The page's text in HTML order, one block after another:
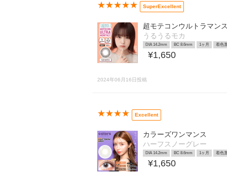
★★★★★ SuperExcellent
超モテコンウルトラマン
うるうるモカ
DIA 14.2mm BC 8.6mm 1ヶ月 着色
¥1,650
2024年06月16日投稿
★★★★ Excellent
カラーズワンマンス
ハーフスノーグレー
DIA 14.2mm BC 8.6mm 1ヶ月 着色
¥1,650